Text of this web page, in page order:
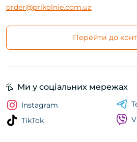
order@prikolnie.com.ua
Перейти до
Ми у соціальних мережах
Instagram
TikTok